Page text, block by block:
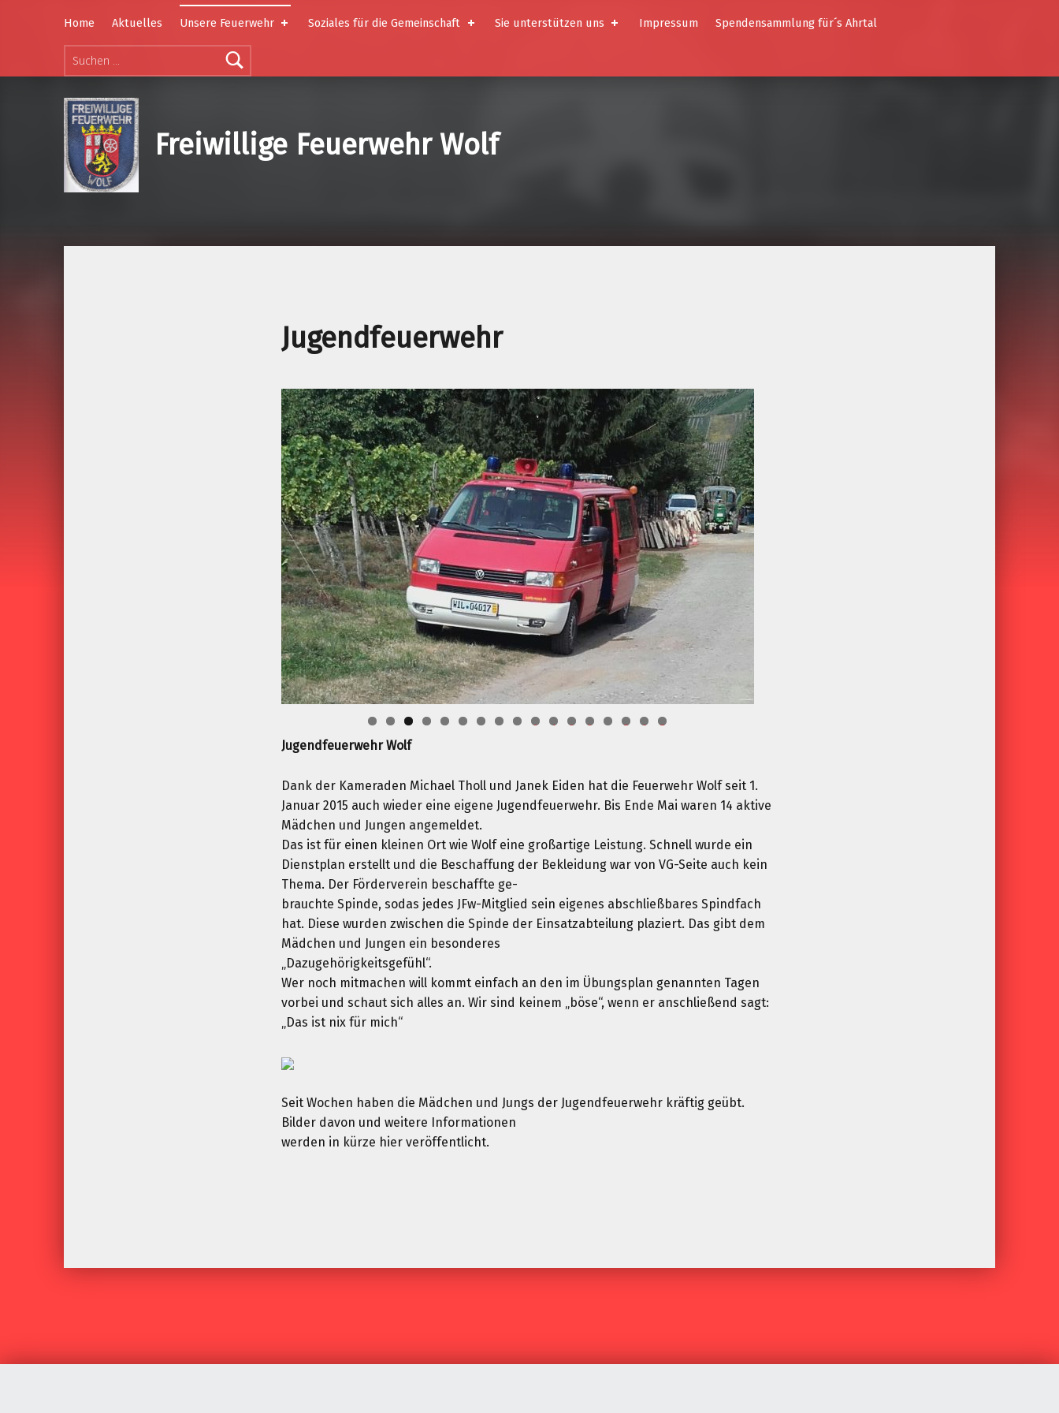
Suchen nach:
Home Aktuelles Unsere Feuerwehr Soziales für die Gemeinschaft Sie unterstützen uns Impressum Spendensammlung für´s Ahrtal
Freiwillige Feuerwehr Wolf
Jugendfeuerwehr
0 1 2 3 4 5 6
7
Jugendfeuerwehr Wolf
Dank der Kameraden Michael Tholl und Janek Eiden hat die Feuerwehr Wolf seit 1.
Januar 2015 auch wieder eine eigene Jugendfeuerwehr. Bis Ende Mai waren 14 aktive
Mädchen und Jungen angemeldet.
Das ist für einen kleinen Ort wie Wolf eine großartige Leistung. Schnell wurde ein
Dienstplan erstellt und die Beschaffung der Bekleidung war von VG-Seite auch kein
Thema. Der Förderverein beschaffte ge-
brauchte Spinde, sodas jedes JFw-Mitglied sein eigenes abschließbares Spindfach
hat. Diese wurden zwischen die Spinde der Einsatzabteilung plaziert. Das gibt dem
Mädchen und Jungen ein besonderes
„Dazugehörigkeitsgefühl“.
Wer noch mitmachen will kommt einfach an den im Übungsplan genannten Tagen
vorbei und schaut sich alles an. Wir sind keinem „böse“, wenn er anschließend sagt:
„Das ist nix für mich“
Seit Wochen haben die Mädchen und Jungs der Jugendfeuerwehr kräftig geübt.
Bilder davon und weitere Informationen
werden in kürze hier veröffentlicht.